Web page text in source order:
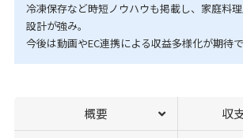
冷凍保存など時短ノウハウも掲載し、家庭料
設計が強み。
今後は動画やEC連携による収益多様化が期待で
概要 収